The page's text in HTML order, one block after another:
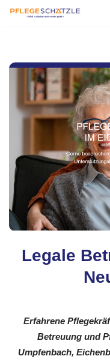
springen
Legale
Erfahrene
Betreuung und
Umpfenbach,